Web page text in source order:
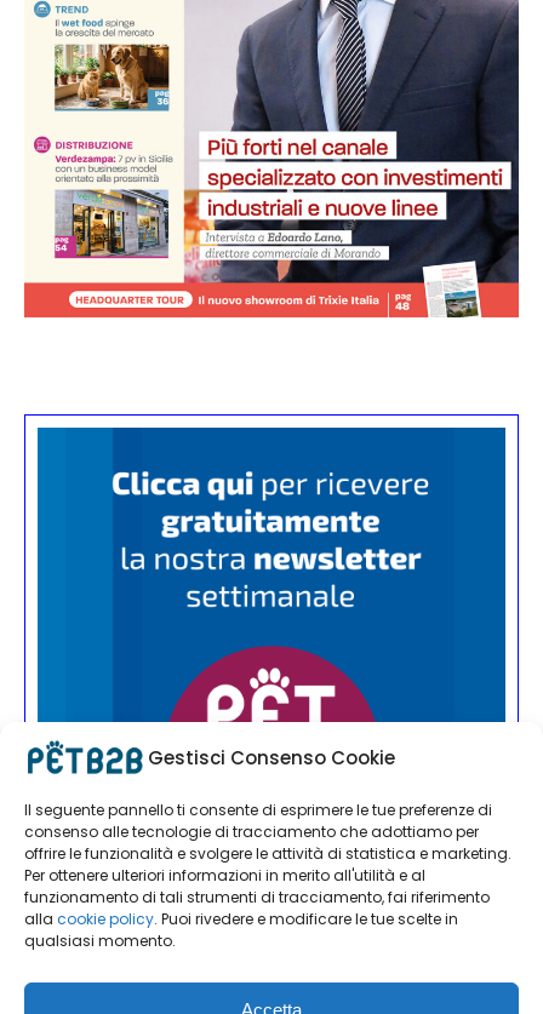
Gestisci Consenso Cookie
Il seguente pannello ti consente di esprimere le tue preferenze di
consenso alle tecnologie di tracciamento che adottiamo per
offrire le funzionalità e svolgere le attività di statistica e marketing.
Per ottenere ulteriori informazioni in merito all'utilità e al
funzionamento di tali strumenti di tracciamento, fai riferimento
alla cookie policy. Puoi rivedere e modificare le tue scelte in
qualsiasi momento.
Accetta